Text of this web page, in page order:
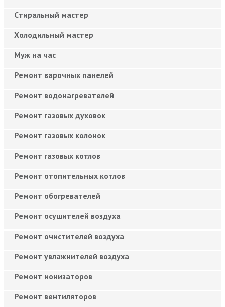
Cтиральный мастер
Холодильный мастер
Муж на час
Ремонт варочных панелей
Ремонт водонагревателей
Ремонт газовых духовок
Ремонт газовых колонок
Ремонт газовых котлов
Ремонт отопительных котлов
Ремонт обогревателей
Ремонт осушителей воздуха
Ремонт очистителей воздуха
Ремонт увлажнителей воздуха
Ремонт ионизаторов
Ремонт вентиляторов